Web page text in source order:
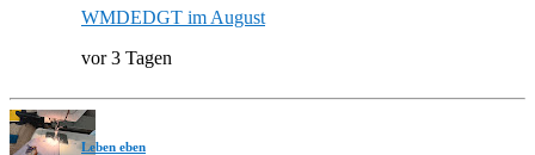
WMDEDGT im August
vor 3 Tagen
Leben eben